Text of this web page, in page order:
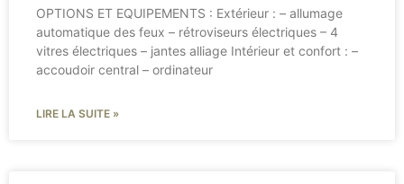
OPTIONS ET EQUIPEMENTS : Extérieur : – allumage
automatique des feux – rétroviseurs électriques – 4
vitres électriques – jantes alliage Intérieur et confort : –
accoudoir central – ordinateur
LIRE LA SUITE »